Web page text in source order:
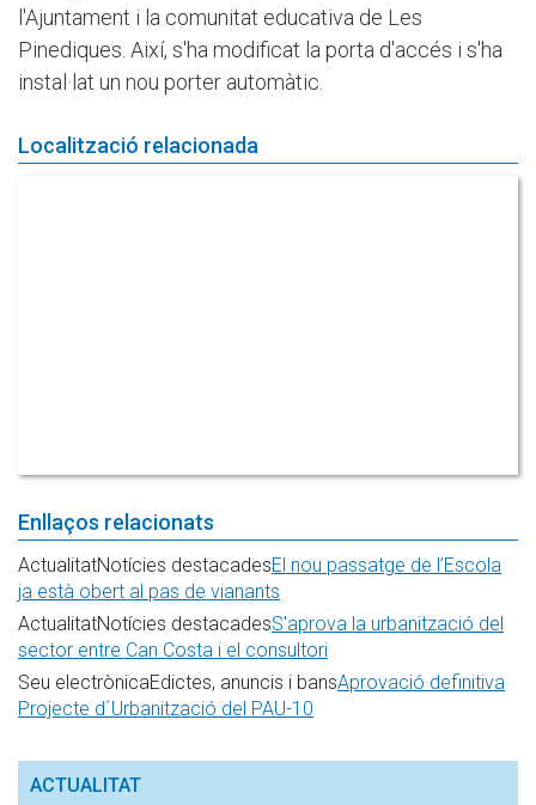
l'Ajuntament i la comunitat educativa de Les
Pinediques. Així, s'ha modificat la porta d'accés i s'ha
instal·lat un nou porter automàtic.
Localització relacionada
Enllaços relacionats
ActualitatNotícies destacadesEl nou passatge de l’Escola
ja està obert al pas de vianants
ActualitatNotícies destacadesS'aprova la urbanització del
sector entre Can Costa i el consultori
Seu electrònicaEdictes, anuncis i bansAprovació definitiva
Projecte d´Urbanització del PAU-10
ACTUALITAT